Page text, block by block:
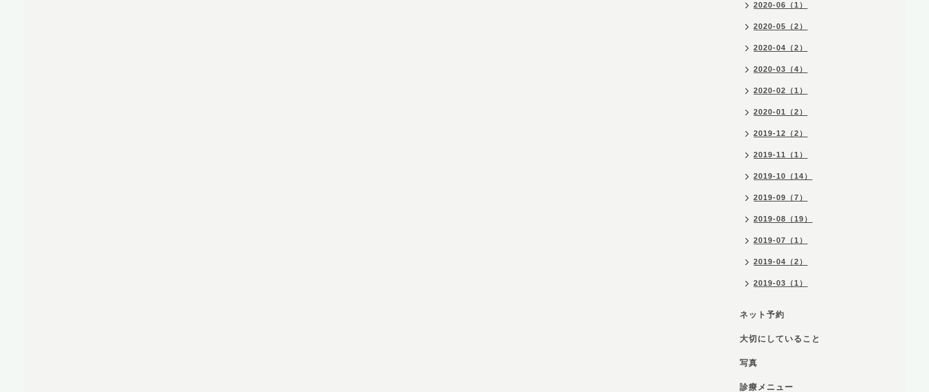
2020-06（1）
2020-05（2）
2020-04（2）
2020-03（4）
2020-02（1）
2020-01（2）
2019-12（2）
2019-11（1）
2019-10（14）
2019-09（7）
2019-08（19）
2019-07（1）
2019-04（2）
2019-03（1）
ネット予約
大切にしていること
写真
診療メニュー